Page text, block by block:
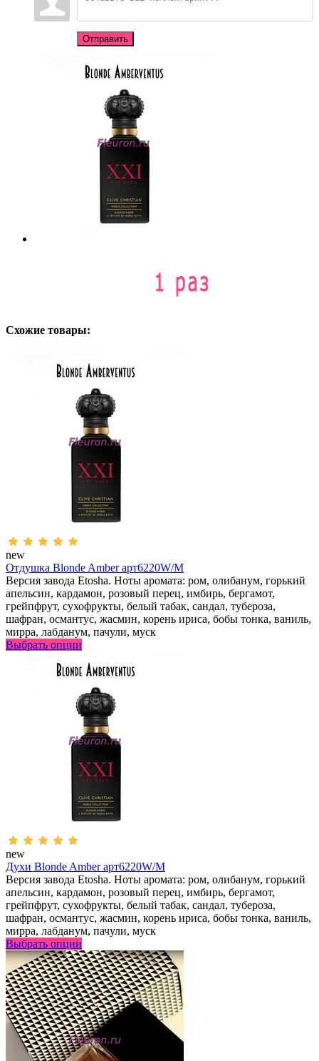
Отправить
Схожие товары:
new
Отдушка Blonde Amber арт6220W/M
Версия завода Etosha. Ноты аромата: ром, олибанум, горький
апельсин, кардамон, розовый перец, имбирь, бергамот,
грейпфрут, сухофрукты, белый табак, сандал, тубероза,
шафран, османтус, жасмин, корень ириса, бобы тонка, ваниль,
мирра, лабданум, пачули, муск
Выбрать опции
new
Духи Blonde Amber арт6220W/M
Версия завода Etosha. Ноты аромата: ром, олибанум, горький
апельсин, кардамон, розовый перец, имбирь, бергамот,
грейпфрут, сухофрукты, белый табак, сандал, тубероза,
шафран, османтус, жасмин, корень ириса, бобы тонка, ваниль,
мирра, лабданум, пачули, муск
Выбрать опции